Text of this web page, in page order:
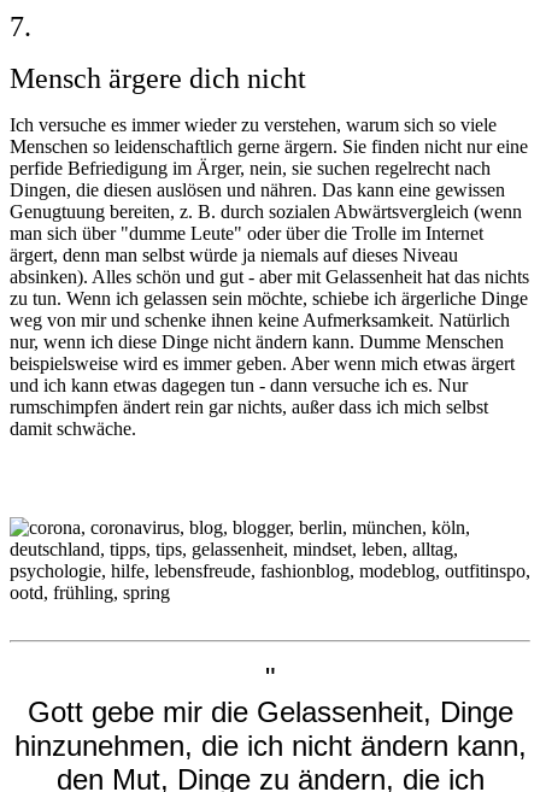
7.
Mensch ärgere dich nicht
Ich versuche es immer wieder zu verstehen, warum sich so viele
Menschen so leidenschaftlich gerne ärgern. Sie finden nicht nur eine
perfide Befriedigung im Ärger, nein, sie suchen regelrecht nach
Dingen, die diesen auslösen und nähren. Das kann eine gewissen
Genugtuung bereiten, z. B. durch sozialen Abwärtsvergleich (wenn
man sich über "dumme Leute" oder über die Trolle im Internet
ärgert, denn man selbst würde ja niemals auf dieses Niveau
absinken). Alles schön und gut - aber mit Gelassenheit hat das nichts
zu tun. Wenn ich gelassen sein möchte, schiebe ich ärgerliche Dinge
weg von mir und schenke ihnen keine Aufmerksamkeit. Natürlich
nur, wenn ich diese Dinge nicht ändern kann. Dumme Menschen
beispielsweise wird es immer geben. Aber wenn mich etwas ärgert
und ich kann etwas dagegen tun - dann versuche ich es. Nur
rumschimpfen ändert rein gar nichts, außer dass ich mich selbst
damit schwäche.
"
Gott gebe mir die Gelassenheit, Dinge
hinzunehmen, die ich nicht ändern kann,
den Mut, Dinge zu ändern, die ich